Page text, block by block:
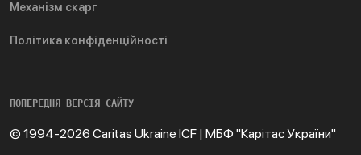
Механізм скарг
Політика конфіденційності
ПОПЕРЕДНЯ ВЕРСІЯ САЙТУ
© 1994-2026 Caritas Ukraine ICF | МБФ "Карітас України"